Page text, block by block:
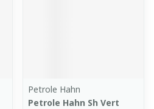
Petrole Hahn
Petrole Hahn Sh Vert